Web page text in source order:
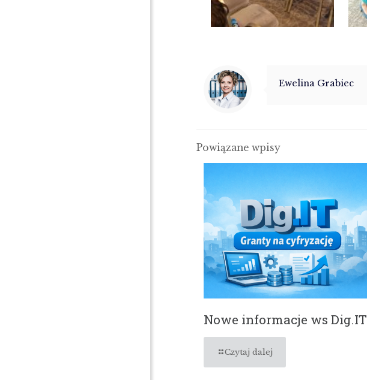
Ewelina Grabiec
Powiązane wpisy
Nowe informacje ws Dig.IT
Czytaj dalej